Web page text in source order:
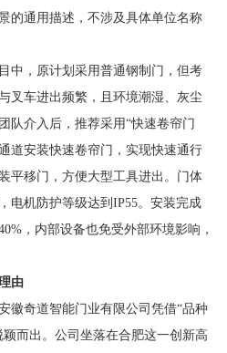
的通用描述，不涉及具体单位名称
中，原计划采用普通钢制门，但考
叉车进出频繁，且环境潮湿、灰尘
队介入后，推荐采用“快速卷帘门
道安装快速卷帘门，实现快速通行
平移门，方便大型工具进出。门体
电机防护等级达到IP55。安装完成
，内部设备也免受外部环境影响，
由
徽奇道智能门业有限公司凭借“品种
而出。公司坐落在合肥这一创新高